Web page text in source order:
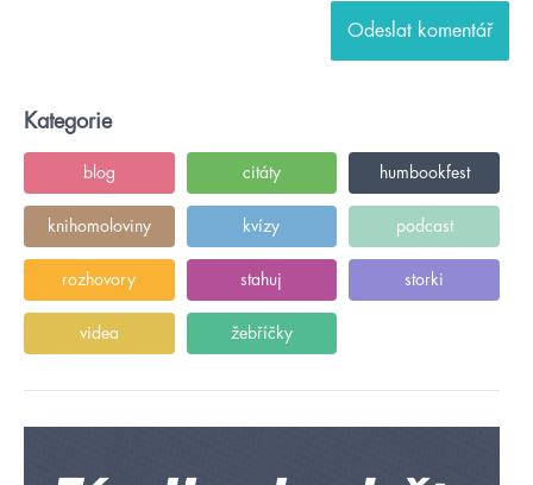
Kategorie
blog citáty humbookfest
knihomoloviny kvízy podcast
rozhovory stahuj storki
videa žebříčky